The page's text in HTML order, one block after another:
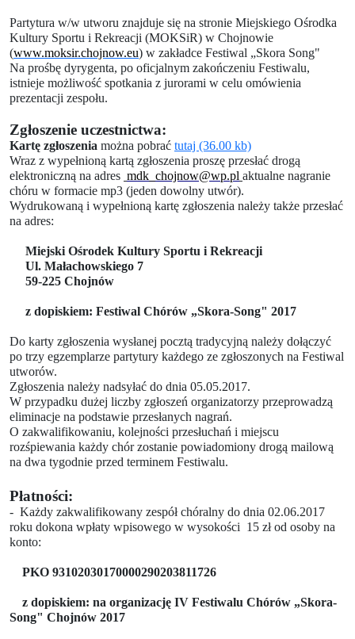
Partytura w/w utworu znajduje się na stronie Miejskiego Ośrodka
Kultury Sportu i Rekreacji (MOKSiR) w Chojnowie
(www.moksir.chojnow.eu) w zakładce Festiwal „Skora Song"
Na prośbę dyrygenta, po oficjalnym zakończeniu Festiwalu,
istnieje możliwość spotkania z jurorami w celu omówienia
prezentacji zespołu.
Zgłoszenie uczestnictwa:
Kartę zgłoszenia można pobrać tutaj (36.00 kb)
Wraz z wypełnioną kartą zgłoszenia proszę przesłać drogą
elektroniczną na adres mdk_chojnow@wp.pl aktualne nagranie
chóru w formacie mp3 (jeden dowolny utwór).
Wydrukowaną i wypełnioną kartę zgłoszenia należy także przesłać
na adres:
Miejski Ośrodek Kultury Sportu i Rekreacji
Ul. Małachowskiego 7
59-225 Chojnów
z dopiskiem: Festiwal Chórów „Skora-Song" 2017
Do karty zgłoszenia wysłanej pocztą tradycyjną należy dołączyć
po trzy egzemplarze partytury każdego ze zgłoszonych na Festiwal
utworów.
Zgłoszenia należy nadsyłać do dnia 05.05.2017.
W przypadku dużej liczby zgłoszeń organizatorzy przeprowadzą
eliminacje na podstawie przesłanych nagrań.
O zakwalifikowaniu, kolejności przesłuchań i miejscu
rozśpiewania każdy chór zostanie powiadomiony drogą mailową
na dwa tygodnie przed terminem Festiwalu.
Płatności:
- Każdy zakwalifikowany zespół chóralny do dnia 02.06.2017
roku dokona wpłaty wpisowego w wysokości 15 zł od osoby na
konto:
PKO 93102030170000290203811726
z dopiskiem: na organizację IV Festiwalu Chórów „Skora-
Song" Chojnów 2017